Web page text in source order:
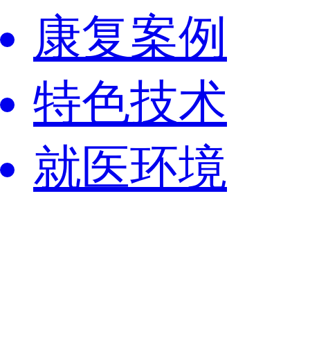
康复案例
特色技术
就医环境